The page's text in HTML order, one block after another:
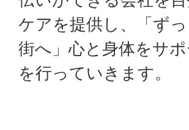
ケアを提供し、「ず
街へ」心と身体をサ
を行っていきます。